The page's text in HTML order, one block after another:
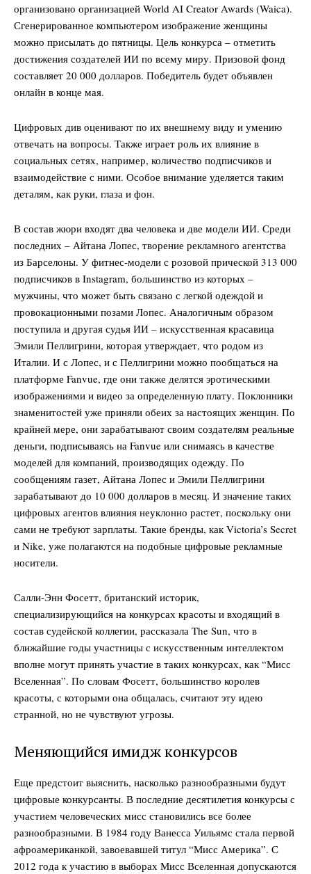
организовано организацией World AI Creator Awards (Waica).
Сгенерированное компьютером изображение женщины
можно присылать до пятницы. Цель конкурса – отметить
достижения создателей ИИ по всему миру. Призовой фонд
составляет 20 000 долларов. Победитель будет объявлен
онлайн в конце мая.
Цифровых див оценивают по их внешнему виду и умению
отвечать на вопросы. Также играет роль их влияние в
социальных сетях, например, количество подписчиков и
взаимодействие с ними. Особое внимание уделяется таким
деталям, как руки, глаза и фон.
В состав жюри входят два человека и две модели ИИ. Среди
последних – Айтана Лопес, творение рекламного агентства
из Барселоны. У фитнес-модели с розовой прической 313 000
подписчиков в Instagram, большинство из которых –
мужчины, что может быть связано с легкой одеждой и
провокационными позами Лопес. Аналогичным образом
поступила и другая судья ИИ – искусственная красавица
Эмили Пеллигрини, которая утверждает, что родом из
Италии. И с Лопес, и с Пеллигрини можно пообщаться на
платформе Fanvue, где они также делятся эротическими
изображениями и видео за определенную плату. Поклонники
знаменитостей уже приняли обеих за настоящих женщин. По
крайней мере, они зарабатывают своим создателям реальные
деньги, подписываясь на Fanvue или снимаясь в качестве
моделей для компаний, производящих одежду. По
сообщениям газет, Айтана Лопес и Эмили Пеллигрини
зарабатывают до 10 000 долларов в месяц. И значение таких
цифровых агентов влияния неуклонно растет, поскольку они
сами не требуют зарплаты. Такие бренды, как Victoria’s Secret
и Nike, уже полагаются на подобные цифровые рекламные
носители.
Салли-Энн Фосетт, британский историк,
специализирующийся на конкурсах красоты и входящий в
состав судейской коллегии, рассказала The Sun, что в
ближайшие годы участницы с искусственным интеллектом
вполне могут принять участие в таких конкурсах, как “Мисс
Вселенная”. По словам Фосетт, большинство королев
красоты, с которыми она общалась, считают эту идею
странной, но не чувствуют угрозы.
Меняющийся имидж конкурсов
Еще предстоит выяснить, насколько разнообразными будут
цифровые конкурсанты. В последние десятилетия конкурсы с
участием человеческих мисс становились все более
разнообразными. В 1984 году Ванесса Уильямс стала первой
афроамериканкой, завоевавшей титул “Мисс Америка”. С
2012 года к участию в выборах Мисс Вселенная допускаются